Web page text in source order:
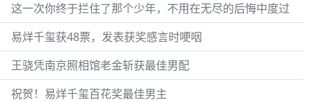
这一次你终于拦住了那个少年，不用在无尽的后悔中度过
易烊千玺获48票，发表获奖感言时哽咽
王骁凭南京照相馆老金斩获最佳男配
祝贺！易烊千玺百花奖最佳男主